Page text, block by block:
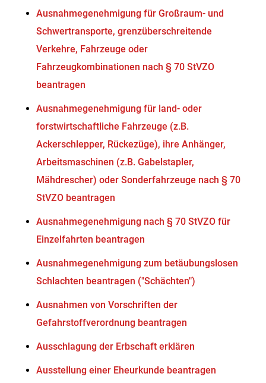
Ausnahmegenehmigung für Großraum- und
Schwertransporte, grenzüberschreitende
Verkehre, Fahrzeuge oder
Fahrzeugkombinationen nach § 70 StVZO
beantragen
Ausnahmegenehmigung für land- oder
forstwirtschaftliche Fahrzeuge (z.B.
Ackerschlepper, Rückezüge), ihre Anhänger,
Arbeitsmaschinen (z.B. Gabelstapler,
Mähdrescher) oder Sonderfahrzeuge nach § 70
StVZO beantragen
Ausnahmegenehmigung nach § 70 StVZO für
Einzelfahrten beantragen
Ausnahmegenehmigung zum betäubungslosen
Schlachten beantragen ("Schächten")
Ausnahmen von Vorschriften der
Gefahrstoffverordnung beantragen
Ausschlagung der Erbschaft erklären
Ausstellung einer Eheurkunde beantragen